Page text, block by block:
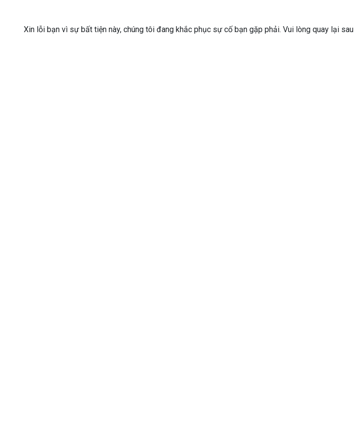
Xin lỗi bạn vì sự bất tiện này, chúng tôi đang khắc phục sự cố bạn gặp phải. Vui lòng quay lại sau